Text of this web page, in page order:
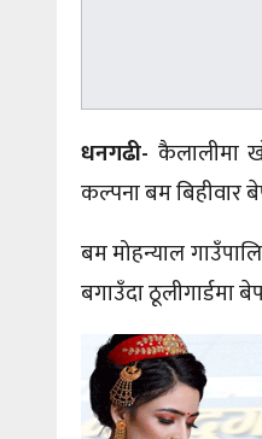
धनगढी- कैलालीमा
कल्पना बम बिहीवार
बम मोहन्याल
बगाउँदा ठूलीगार्डमा